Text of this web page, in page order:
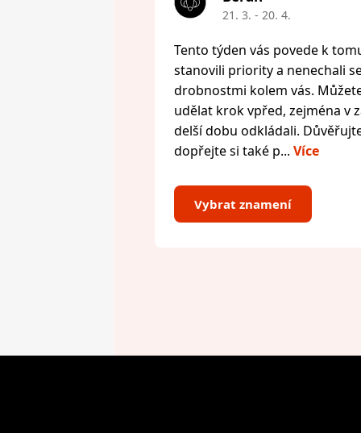
21. 3. - 20. 4.
Tento týden vás povede k
stanovili priority a nenechali
drobnostmi kolem vás.
udělat krok vpřed, zejména v
delší dobu odkládali.
dopřejte si také p... Více
Vybrat znamení